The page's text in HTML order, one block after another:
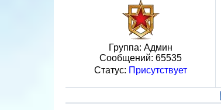
Группа: Админ
Сообщений: 65535
Статус: Присутствует